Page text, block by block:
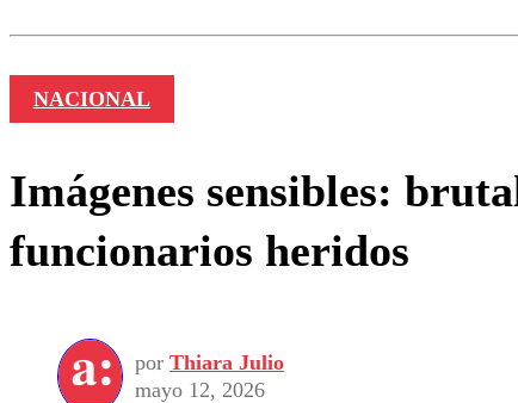
NACIONAL
Imágenes sensibles:
funcionarios heridos
por Thiara Julio
mayo 12, 2026